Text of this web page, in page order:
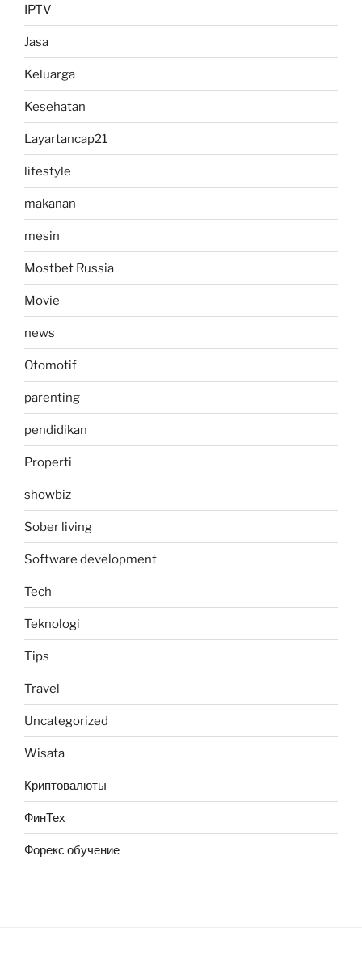
IPTV
Jasa
Keluarga
Kesehatan
Layartancap21
lifestyle
makanan
mesin
Mostbet Russia
Movie
news
Otomotif
parenting
pendidikan
Properti
showbiz
Sober living
Software development
Tech
Teknologi
Tips
Travel
Uncategorized
Wisata
Криптовалюты
ФинТех
Форекс обучение